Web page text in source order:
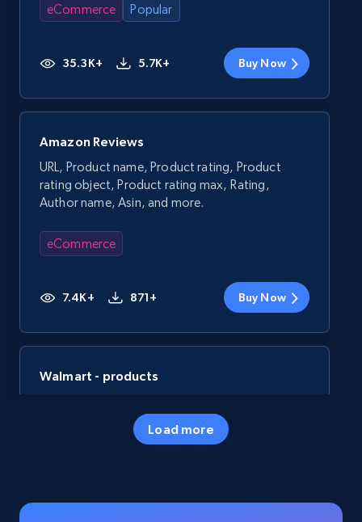
eCommerce Popular
35.3K+ 5.7K+ Buy Now
Amazon Reviews
URL, Product name, Product rating, Product
rating object, Product rating max, Rating,
Author name, Asin, and more.
eCommerce
7.4K+ 871+ Buy Now
Walmart - products
Specifications, Image urls, Top reviews, and
Load more